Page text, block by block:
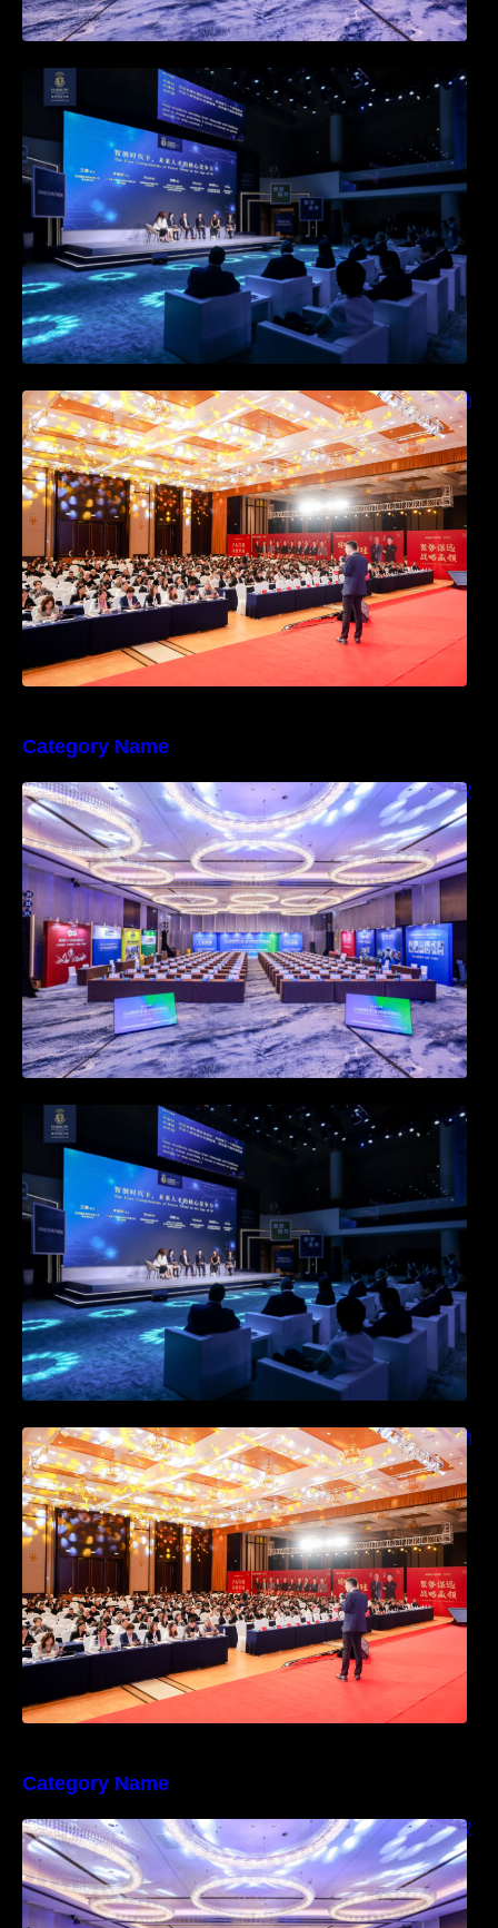
快会务邀约系统新升级：打造个性化活动邀
约，提升参与感
快会务酒店直销系统：如何通过协议价与活动
价优化酒店预订系统管理
Category Name
快会务学术会议解决方案，让国际化学术会议
管理更便捷
快会务邀约系统新升级：打造个性化活动邀
约，提升参与感
快会务酒店直销系统：如何通过协议价与活动
价优化酒店预订系统管理
Category Name
快会务学术会议解决方案，让国际化学术会议
管理更便捷